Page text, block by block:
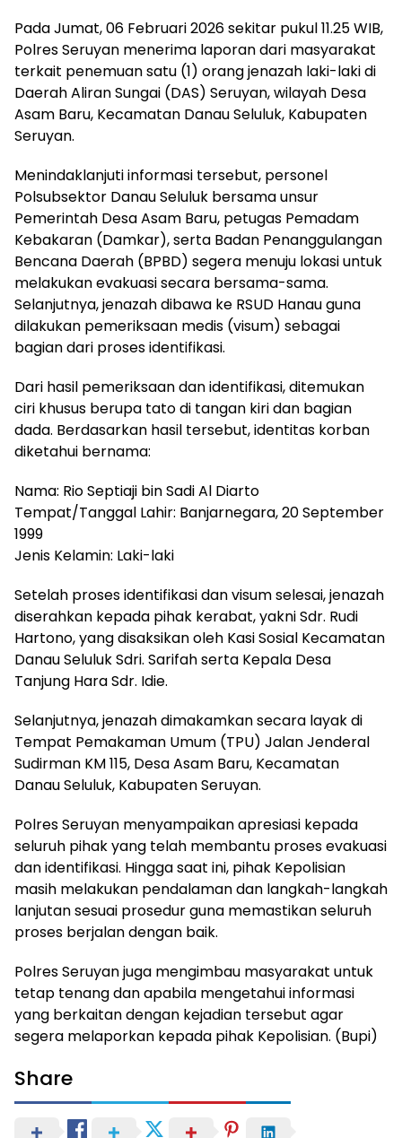
Pada Jumat, 06 Februari 2026 sekitar pukul 11.25 WIB,
Polres Seruyan menerima laporan dari masyarakat
terkait penemuan satu (1) orang jenazah laki-laki di
Daerah Aliran Sungai (DAS) Seruyan, wilayah Desa
Asam Baru, Kecamatan Danau Seluluk, Kabupaten
Seruyan.
Menindaklanjuti informasi tersebut, personel
Polsubsektor Danau Seluluk bersama unsur
Pemerintah Desa Asam Baru, petugas Pemadam
Kebakaran (Damkar), serta Badan Penanggulangan
Bencana Daerah (BPBD) segera menuju lokasi untuk
melakukan evakuasi secara bersama-sama.
Selanjutnya, jenazah dibawa ke RSUD Hanau guna
dilakukan pemeriksaan medis (visum) sebagai
bagian dari proses identifikasi.
Dari hasil pemeriksaan dan identifikasi, ditemukan
ciri khusus berupa tato di tangan kiri dan bagian
dada. Berdasarkan hasil tersebut, identitas korban
diketahui bernama:
Nama: Rio Septiaji bin Sadi Al Diarto
Tempat/Tanggal Lahir: Banjarnegara, 20 September
1999
Jenis Kelamin: Laki-laki
Setelah proses identifikasi dan visum selesai, jenazah
diserahkan kepada pihak kerabat, yakni Sdr. Rudi
Hartono, yang disaksikan oleh Kasi Sosial Kecamatan
Danau Seluluk Sdri. Sarifah serta Kepala Desa
Tanjung Hara Sdr. Idie.
Selanjutnya, jenazah dimakamkan secara layak di
Tempat Pemakaman Umum (TPU) Jalan Jenderal
Sudirman KM 115, Desa Asam Baru, Kecamatan
Danau Seluluk, Kabupaten Seruyan.
Polres Seruyan menyampaikan apresiasi kepada
seluruh pihak yang telah membantu proses evakuasi
dan identifikasi. Hingga saat ini, pihak Kepolisian
masih melakukan pendalaman dan langkah-langkah
lanjutan sesuai prosedur guna memastikan seluruh
proses berjalan dengan baik.
Polres Seruyan juga mengimbau masyarakat untuk
tetap tenang dan apabila mengetahui informasi
yang berkaitan dengan kejadian tersebut agar
segera melaporkan kepada pihak Kepolisian. (Bupi)
Share